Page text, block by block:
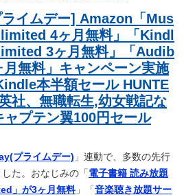
ライムデー] Amazon「Mus
4ヶ月無料」「Kindl
3ヶ月無料」「Audib
月無料」キャンペーン実施
本半額セール HUNTE
社、無職転生,幼女戦記な
プテン翼100円セール
プライムデー) 」連動で、多数の先行
た。おなじみの「 電子書籍 読み放題
」が3ヶ月無料」「 音楽聴き放題サー